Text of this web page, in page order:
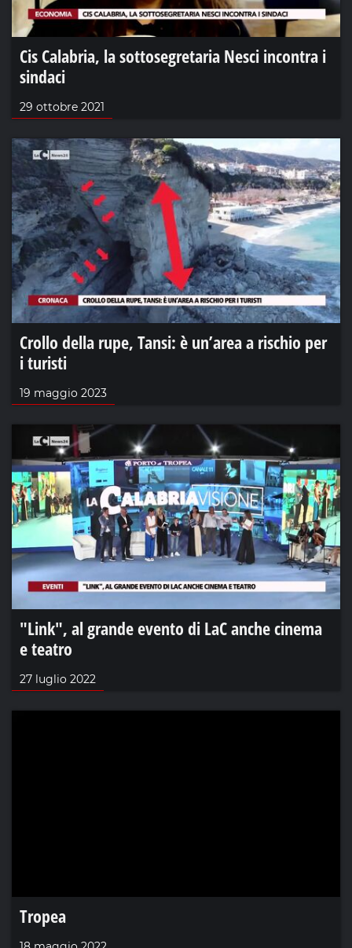
Cis Calabria, la sottosegretaria Nesci incontra i
sindaci
29 ottobre 2021
Crollo della rupe, Tansi: è un’area a rischio per
i turisti
19 maggio 2023
"Link", al grande evento di LaC anche cinema
e teatro
27 luglio 2022
Tropea